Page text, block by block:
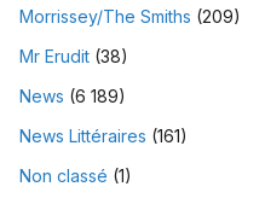
Morrissey/The Smiths (209)
Mr Erudit (38)
News (6 189)
News Littéraires (161)
Non classé (1)